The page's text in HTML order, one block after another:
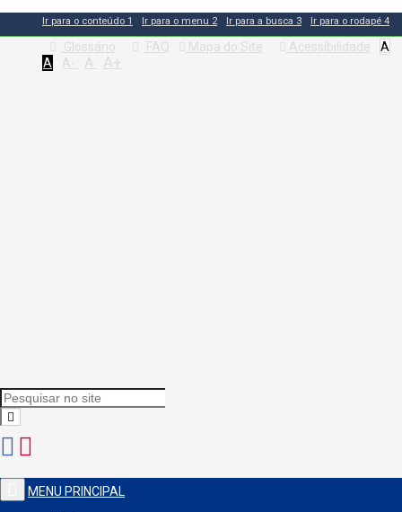
Ir para o conteúdo 1 Ir para o menu 2 Ir para a busca 3 Ir para o rodapé 4
Glossário FAQ Mapa do Site Acessibilidade
A
A
A- A A+
MENU PRINCIPAL